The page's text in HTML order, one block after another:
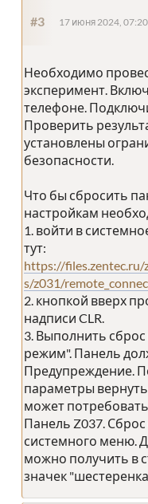
#3 17 июня 2024,
Необходимо
эксперимент.
телефоне.
Проверить
установлены
безопасности.
Что бы сбросить
настройкам
1. войти в
тут:
https://
s/z031/
2. кнопкой вверх
надписи CLR.
3. Выполнить
режим". Панель
Предупреждение.
параметры
может
Панель Z037.
системного меню.
можно получить в
значек